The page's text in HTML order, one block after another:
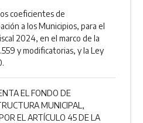
coeficientes de
a los Municipios, para el
2024, en el marco de la
y modificatorias, y la Ley
EL FONDO DE
MUNICIPAL,
EL ARTÍCULO 45 DE LA